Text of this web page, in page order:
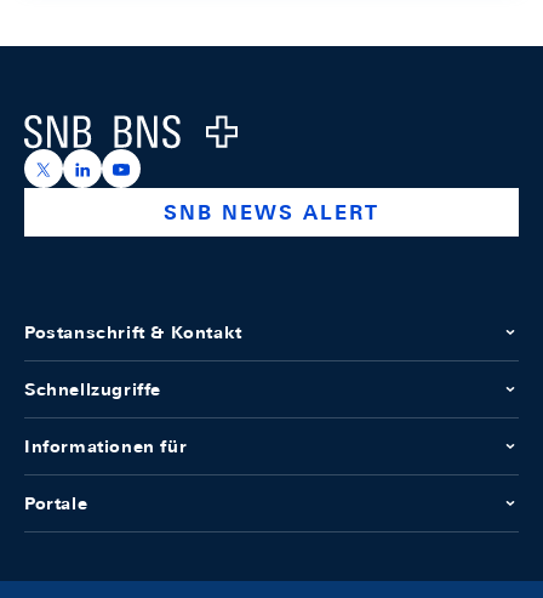
Logo
https://x.com/snb_bns
https://ch.linkedin.com/company/swiss-national-
https://www.youtube.com/@swissnationalbank
SNB NEWS ALERT
Postanschrift & Kontakt
Schnellzugriffe
Informationen für
Portale